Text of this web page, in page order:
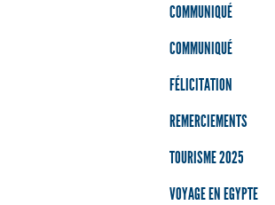
COMMUNIQUÉ
COMMUNIQUÉ
FÉLICITATION
REMERCIEMENTS
TOURISME 2025
VOYAGE EN EGYPTE